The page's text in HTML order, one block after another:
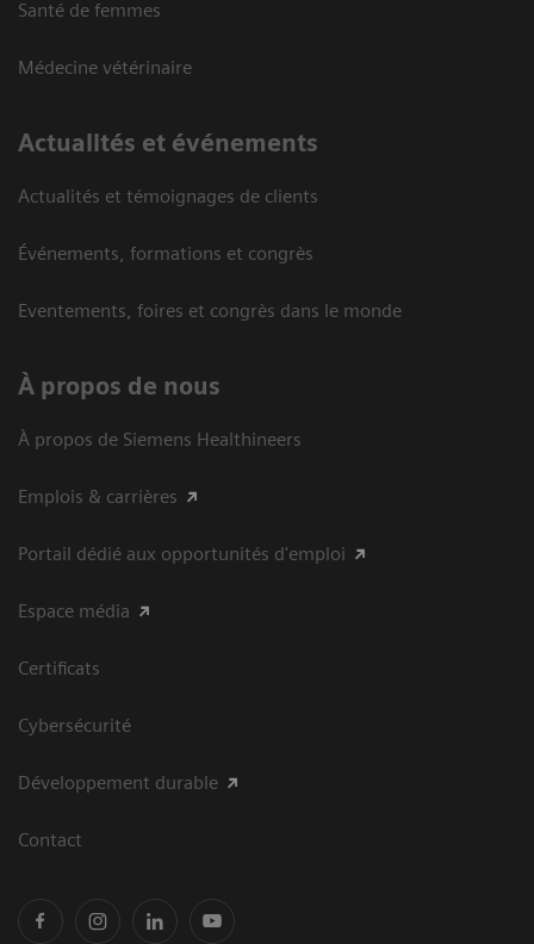
Santé de femmes
Médecine vétérinaire
Actualités et événements
Actualités et témoignages de clients
Événements, formations et congrès
Eventements, foires et congrès dans le monde
À propos de nous
À propos de Siemens Healthineers
Emplois & carrières
Portail dédié aux opportunités d'emploi
Espace média
Certificats
Cybersécurité
Développement durable
Contact